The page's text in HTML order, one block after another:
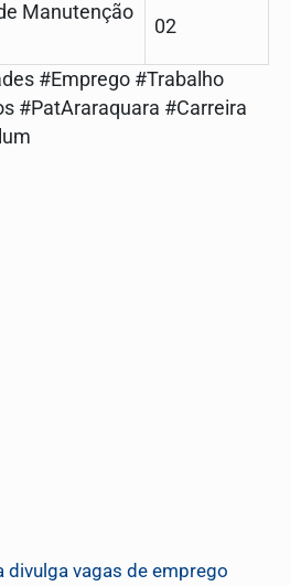
Manutenção
02
#Emprego #Trabalho
#PatAraraquara #Carreira
divulga vagas de emprego